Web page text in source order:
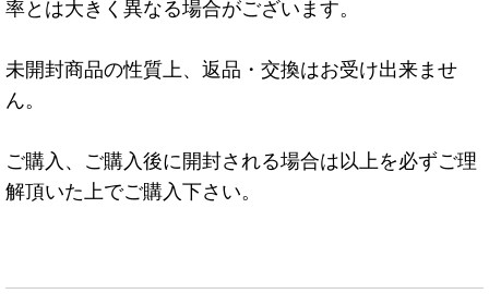
率とは大きく異なる場合がございます。
未開封商品の性質上、返品・交換はお受け出来ませ
ん。
ご購入、ご購入後に開封される場合は以上を必ずご理
解頂いた上でご購入下さい。